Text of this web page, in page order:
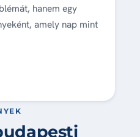
hanem egy
amely nap mint